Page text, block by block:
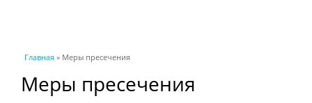
Вы здесь
Главная » Меры пресечения
Меры пресечения